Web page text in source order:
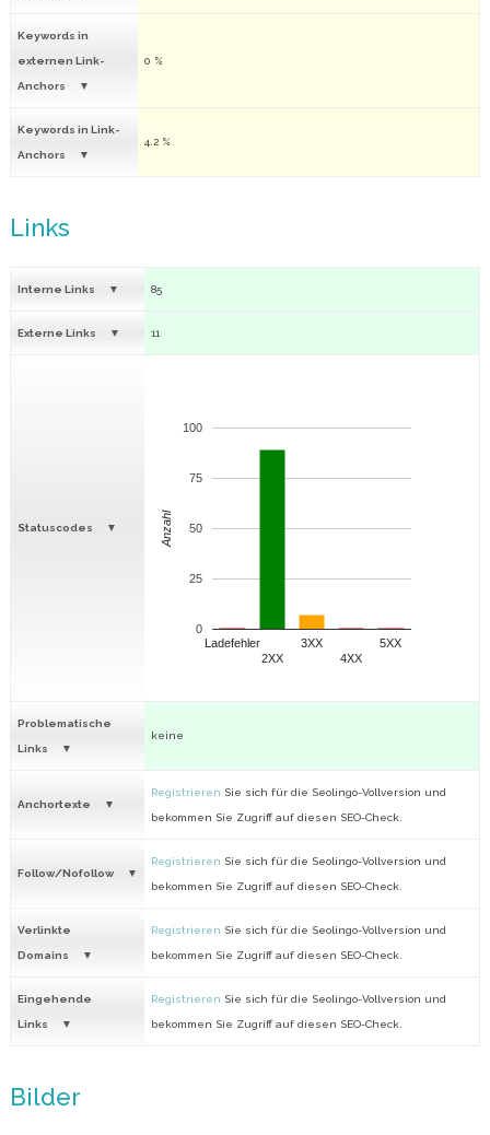
Keywords in
externen Link-
Anchors
0 %
Keywords in Link-
Anchors
4.2 %
Links
Interne Links 85
Externe Links 11
Statuscodes
Ladefehler
2XX
3XX
4XX
5XX
0
25
50
75
100
Anzahl
Problematische
Links
keine
Anchortexte
Registrieren Sie sich für die Seolingo-Vollversion und
bekommen Sie Zugriff auf diesen SEO-Check.
Follow/Nofollow
Registrieren Sie sich für die Seolingo-Vollversion und
bekommen Sie Zugriff auf diesen SEO-Check.
Verlinkte
Domains
Registrieren Sie sich für die Seolingo-Vollversion und
bekommen Sie Zugriff auf diesen SEO-Check.
Eingehende
Links
Registrieren Sie sich für die Seolingo-Vollversion und
bekommen Sie Zugriff auf diesen SEO-Check.
Bilder